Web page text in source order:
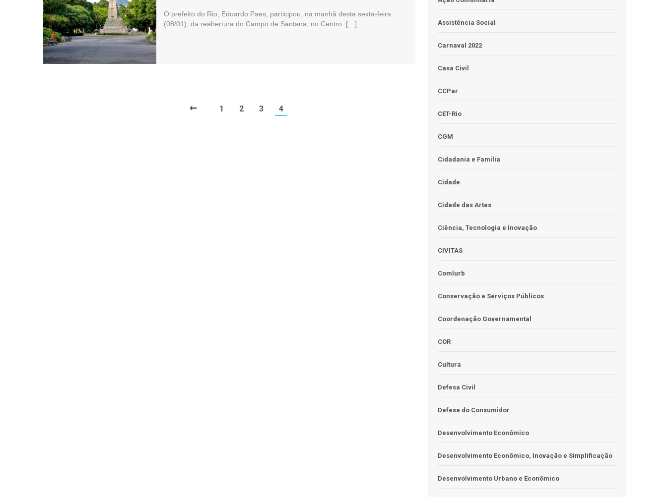
O prefeito do Rio, Eduardo Paes, participou, na manhã desta sexta-feira
(08/01), da reabertura do Campo de Santana, no Centro. […]
← 1 2 3 4
Assistência Social
Carnaval 2022
Casa Civil
CCPar
CET-Rio
CGM
Cidadania e Família
Cidade
Cidade das Artes
Ciência, Tecnologia e Inovação
CIVITAS
Comlurb
Conservação e Serviços Públicos
Coordenação Governamental
COR
Cultura
Defesa Civil
Defesa do Consumidor
Desenvolvimento Econômico
Desenvolvimento Econômico, Inovação e Simplificação
Desenvolvimento Urbano e Econômico